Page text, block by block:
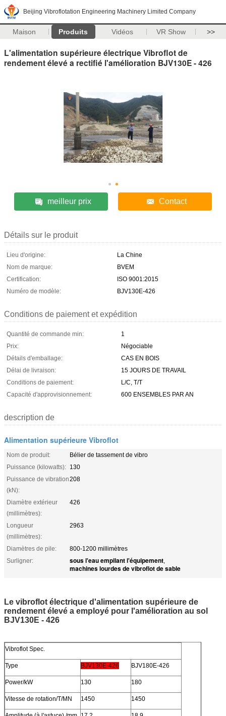
Beijing Vibroflotation Engineering Machinery Limited Company
Maison Produits Vidéos VR Show >>
L'alimentation supérieure électrique Vibroflot de
rendement élevé a rectifié l'amélioration BJV130E - 426
meilleur prix Contact
Détails sur le produit
Lieu d'origine:
La Chine
Nom de marque:
BVEM
Certification:
ISO 9001:2015
Numéro de modèle:
BJV130E-426
Conditions de paiement et expédition
Quantité de commande min:
1
Prix:
Négociable
Détails d'emballage:
CAS EN BOIS
Délai de livraison:
15 JOURS DE TRAVAIL
Conditions de paiement:
L/C, T/T
Capacité d'approvisionnement:
600 ENSEMBLES PAR AN
description de
Alimentation supérieure Vibroflot
Nom de produit:
Bélier de tassement de vibro
Puissance (kilowatts): 130
Puissance de vibration
(kN):
208
Diamètre extérieur
(millimètres):
426
Longueur
(millimètres):
2963
Diamètres de pile:
800-1200 millimètres
Surligner:
sous l'eau empilant l'équipement,
machines lourdes de vibroflot de sable
Le vibroflot électrique d'alimentation supérieure de
rendement élevé a employé pour l'amélioration au sol
BJV130E - 426
Vibroflot Spec.
Type BJV130E-426 BJV180E-426
Power/kW 130 180
Vitesse de rotation/T/MN 1450 1450